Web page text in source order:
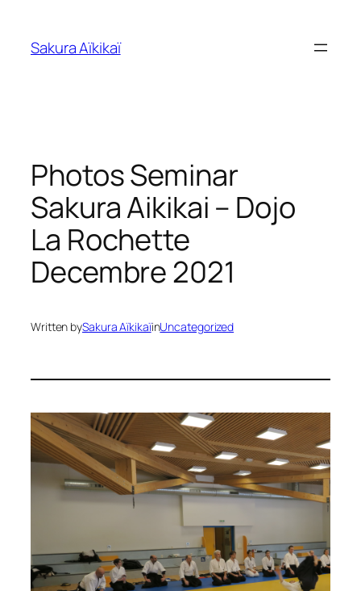
content
Sakura Aïkikaï
Photos Seminar
Sakura Aikikai – Dojo
La Rochette
Decembre 2021
Written bySakura AïkikaïinUncategorized